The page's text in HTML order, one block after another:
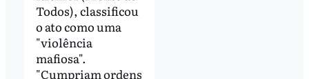
Todos), classificou
o ato como uma
"violência
mafiosa".
"Cumpriam ordens